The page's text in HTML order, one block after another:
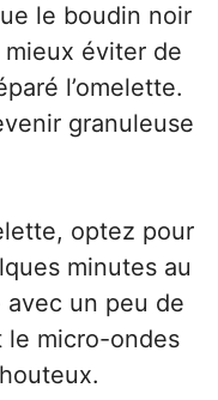
le boudin noir
éviter de
l’omelette.
granuleuse
optez pour
minutes au
avec un peu de
le micro-ondes